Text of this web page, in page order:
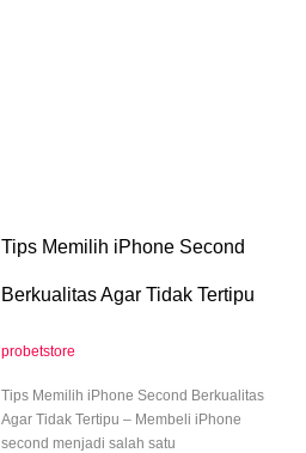
Tips Memilih iPhone Second
Berkualitas Agar Tidak Tertipu
probetstore
Tips Memilih iPhone Second Berkualitas
Agar Tidak Tertipu – Membeli iPhone
second menjadi salah satu